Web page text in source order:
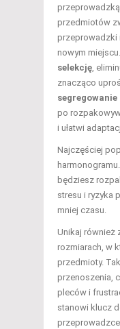
przedmiotów
przeprowadzki
nowym
selekcję,
znacząco
po
i ułatwi
Najczęściej
będziesz
stresu i ryzyka
mniej czasu.
Unikaj również
rozmiarach, w
przedmioty.
przenoszenia,
pleców i
stanowi klucz